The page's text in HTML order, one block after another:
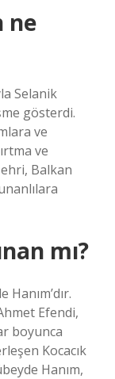
ne
Selanik
gösterdi.
ve
ve
Balkan
mı?
Hanım’dır.
Efendi,
boyunca
Kocacık
Hanım,